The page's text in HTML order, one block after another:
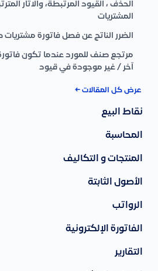
الحذف ، القيود المرتبطة، والاثار
المشتريات
الضرر الناتج عن فصل فاتورة مشتريات
مرتجع صنف للمورد عندما تكون
آخر / غير موجودة في قيود
عرض كل المقالات ←
نقاط البيع
المحاسبة
المنتجات و التكاليف
الأصول الثابتة
الرواتب
الفاتورة الإلكترونية
التقارير